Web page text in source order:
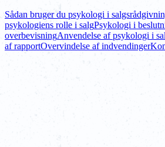
Sådan bruger du psykologi i
psykologiens rolle i salgPsykologi i
overbevisningAnvendelse af psykologi i
af rapportOvervindelse af indvendinger